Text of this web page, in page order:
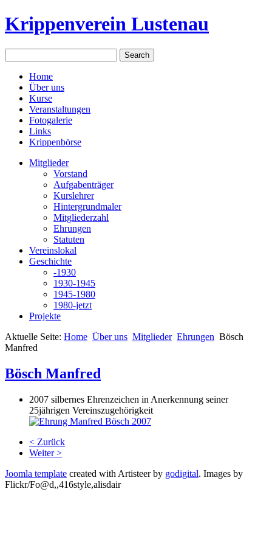
Krippenverein Lustenau
Home
Über uns
Kurse
Veranstaltungen
Fotogalerie
Links
Krippenbörse
Mitglieder
Vorstand
Aufgabenträger
Kurslehrer
Hintergrundmaler
Mitgliederzahl
Ehrungen
Statuten
Vereinslokal
Geschichte
-1930
1930-1945
1945-1980
1980-jetzt
Projekte
Aktuelle Seite: Home Über uns Mitglieder Ehrungen Bösch
Manfred
Bösch Manfred
2007 silbernes Ehrenzeichen in Anerkennung seiner
25jährigen Vereinszugehörigkeit
< Zurück
Weiter >
Joomla template created with Artisteer by godigital. Images by
Flickr/Fo@d,,416style,alisdair